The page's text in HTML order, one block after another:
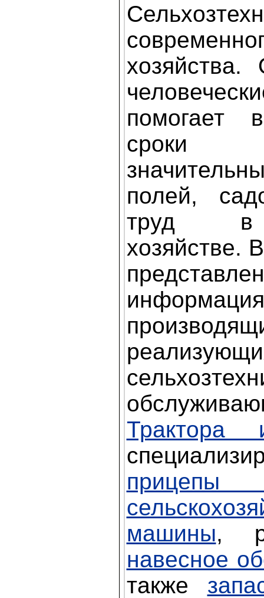
хозяйства.
помогает
сроки
полей,
труд в
хозяйстве.
Трактора
прицепы
машины,
навесное
также